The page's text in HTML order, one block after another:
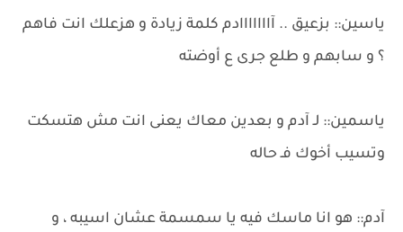
ياسين:: بزعيق .. آااااااادم كلمة زيادة و هزعلك انت فاهم
؟ و سابهم و طلع جرى ع أوضته
ياسمين:: لـ آدم و بعدين معاك يعنى انت مش هتسكت
وتسيب أخوك فـ حاله
آدم:: هو انا ماسك فيه يا سمسمة عشان اسيبه ، و